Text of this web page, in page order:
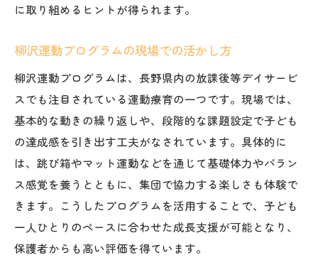
に取り組めるヒントが得られます。
柳沢運動プログラムの現場での活かし方
柳沢運動プログラムは、長野県内の放課後等デイサービ
スでも注目されている運動療育の一つです。現場では、
基本的な動きの繰り返しや、段階的な課題設定で子ども
の達成感を引き出す工夫がなされています。具体的に
は、跳び箱やマット運動などを通じて基礎体力やバラン
ス感覚を養うとともに、集団で協力する楽しさも体験で
きます。こうしたプログラムを活用することで、子ども
一人ひとりのペースに合わせた成長支援が可能となり、
保護者からも高い評価を得ています。